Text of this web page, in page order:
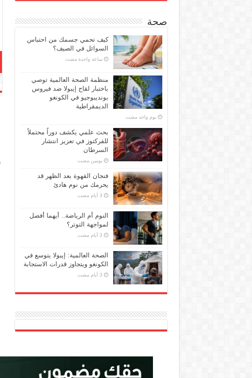
صحة
كيف تحمي جسمك من احتباس
السوائل في الصيف؟
‏ساعة واحدة مضت
منظمة الصحة العالمية توصي
باختبار لقاح إيبولا ضد فيروس
بونديبوجيو في الكونغو
الديمقراطية
‏يوم واحد مضت
بحث علمي يكشف دوراً محتملاً
للفركتوز في تعزيز انتشار
السرطان
‏يومين مضت
فنجان القهوة بعد الظهر قد
يحرمك من نوم هادئ
النوم أم الرياضة.. أيهما أفضل
لمواجهة التوتر؟
الصحة العالمية: إيبولا يتوسع في
الكونغو ويتجاوز قدرات الاستجابة